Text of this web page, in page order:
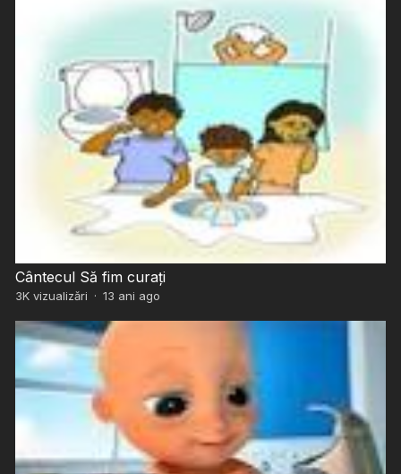
Cântecul Să fim curați
3Kvizualizări · 13 ani ago